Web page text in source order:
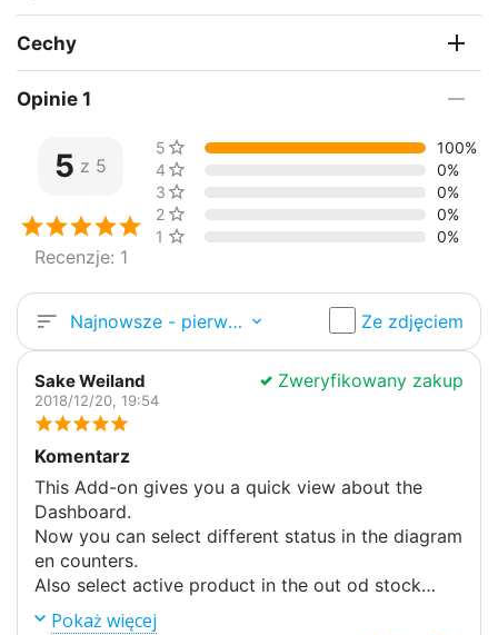
Cechy
Opinie 1
5 z 5
Recenzje: 1
5 gwiazdki
100%
4 gwiazdek
0%
3 gwiazdek
0%
2 gwiazdek
0%
1 gwiazdki
0%
Najnowsze - pierwsze Ze zdjęciem
Sake Weiland Zweryfikowany zakup
2018/12/20, 19:54
Komentarz
This Add-on gives you a quick view about the
Dashboard.
Now you can select different status in the diagram
en counters.
Also select active product in the out od stock
items.
Pokaż więcej